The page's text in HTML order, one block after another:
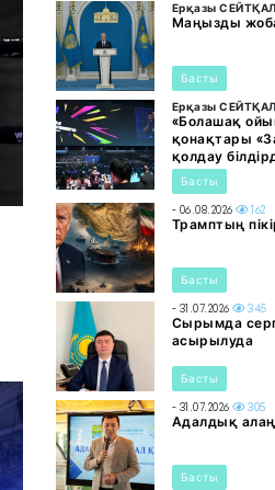
Ерқазы
Маңызды
Басты
Ерқазы
«Болашақ
қонақтары
қолдау
Басты
- 06.08.2026 162
Трамптың
Басты
- 31.07.2026 345
Сырымда
асырылуда
Басты
- 31.07.2026 305
Адалдық
Басты